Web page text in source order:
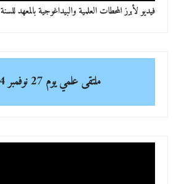
فيديو لأبرز المحطات العلمية والبيداغوجية بالمعهد للسنة 2023-2024
ملتقى علمييوم 27 نوفمبر 2024